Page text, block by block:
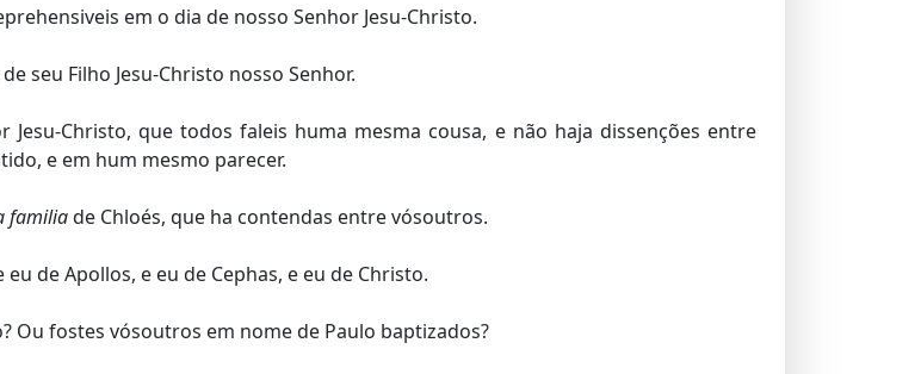
em o dia de nosso Senhor Jesu-Christo.
seu Filho Jesu-Christo nosso Senhor.
Christo, que todos faleis huma mesma cousa, e não haja dissenções entre
e em hum mesmo parecer.
familiade Chloés, que ha contendas entre vósoutros.
de Apollos, e eu de Cephas, e eu de Christo.
Ou fostes vósoutros em nome de Paulo baptizados?